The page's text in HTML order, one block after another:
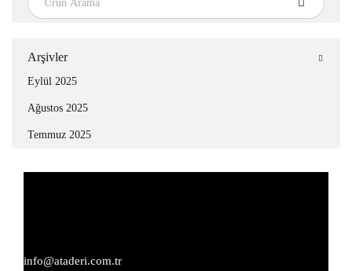
Arşivler
Eylül 2025
Ağustos 2025
Temmuz 2025
info@ataderi.com.tr